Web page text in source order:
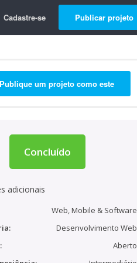
Cadastre-se Publicar projeto
Publique um projeto como este
Concluído
adicionais
Web, Mobile & Software
Desenvolvimento Web
Aberto